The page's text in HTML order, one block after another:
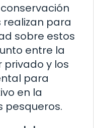
realizan para
sobre estos
entre la
privado y los
para
en la
pesqueros.